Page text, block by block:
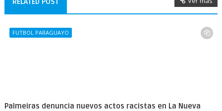
FUTBOL PARAGUAYO
Palmeiras denuncia nuevos actos racistas en La Nueva